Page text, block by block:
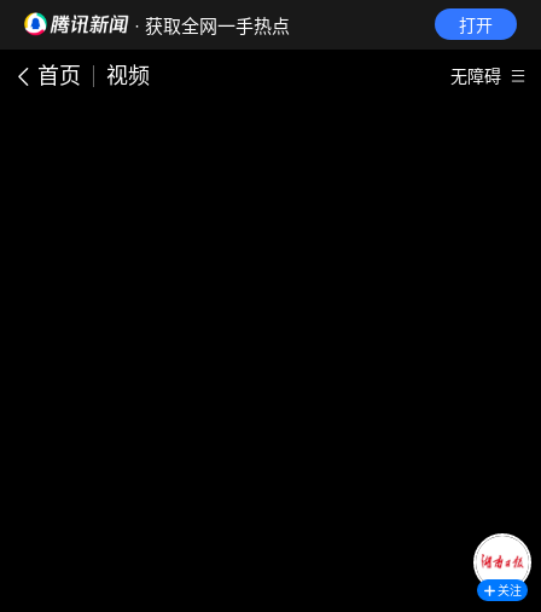
· 获取全网一手热点 打开
首页 视频 无障碍
关注